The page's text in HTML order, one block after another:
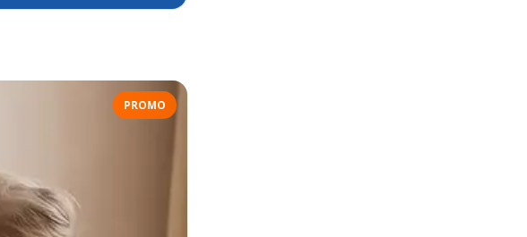
PROMO